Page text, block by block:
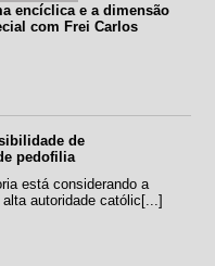
encíclica e a dimensão
com Frei Carlos
de
pedofilia
está considerando a
autoridade católic[...]